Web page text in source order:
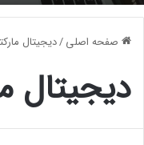
صفحه اصلی/دیجیتال
دیجیتال